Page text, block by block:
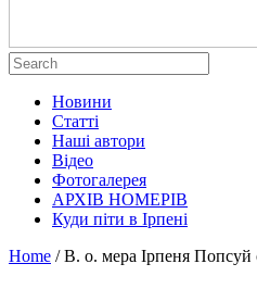
Новини
Статті
Наші автори
Відео
Фотогалерея
АРХІВ НОМЕРІВ
Куди піти в Ірпені
Home / В. о. мера Ірпеня Попсуй